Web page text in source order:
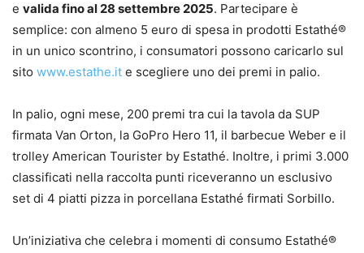
e valida fino al 28 settembre 2025. Partecipare è
semplice: con almeno 5 euro di spesa in prodotti Estathé®
in un unico scontrino, i consumatori possono caricarlo sul
sito www.estathe.it e scegliere uno dei premi in palio.
In palio, ogni mese, 200 premi tra cui la tavola da SUP
firmata Van Orton, la GoPro Hero 11, il barbecue Weber e il
trolley American Tourister by Estathé. Inoltre, i primi 3.000
classificati nella raccolta punti riceveranno un esclusivo
set di 4 piatti pizza in porcellana Estathé firmati Sorbillo.
Un’iniziativa che celebra i momenti di consumo Estathé®